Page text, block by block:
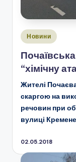
Опубліковано
Новини
“хімічну
Жителі
скаргою на
речовин при
вулиці
02.05.2018